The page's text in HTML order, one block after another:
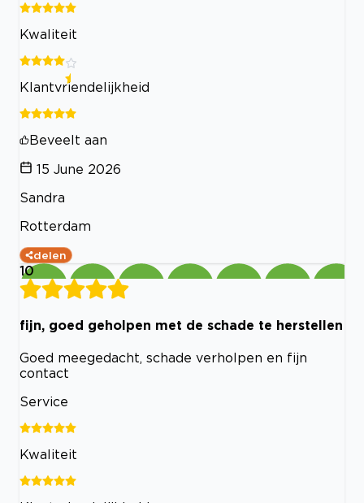
Kwaliteit
Klantvriendelijkheid
Beveelt aan
15 June 2026
Sandra
Rotterdam
delen
10
fijn, goed geholpen met de schade te herstellen
Goed meegedacht, schade verholpen en fijn
contact
Service
Kwaliteit